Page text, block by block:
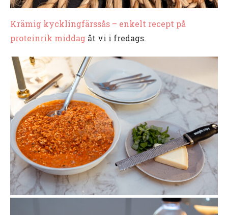
Krämig kycklingfärssås – enkelt recept på
proteinrik middag åt vi i fredags.